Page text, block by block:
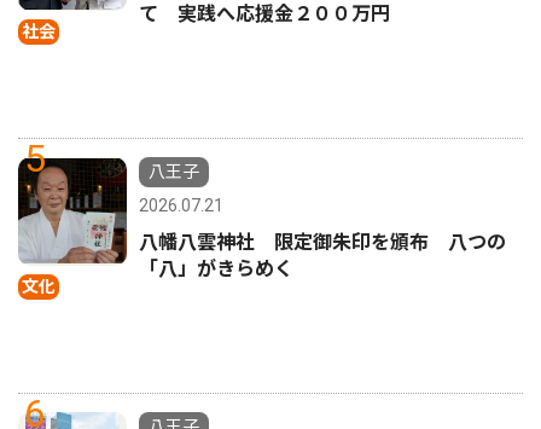
社会
て 実践へ応援金２００万円
5
文化
八王子
2026.07.21
八幡八雲神社 限定御朱印を頒布 八つの
「八」がきらめく
6